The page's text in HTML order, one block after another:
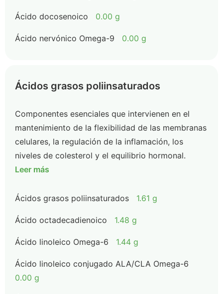
Ácido docosenoico 0.00 g
Ácido nervónico Omega-9 0.00 g
Ácidos grasos poliinsaturados
Componentes esenciales que intervienen en el
mantenimiento de la flexibilidad de las membranas
celulares, la regulación de la inflamación, los
niveles de colesterol y el equilibrio hormonal.
Leer más
Ácidos grasos poliinsaturados 1.61 g
Ácido octadecadienoico 1.48 g
Ácido linoleico Omega-6 1.44 g
Ácido linoleico conjugado ALA/CLA Omega-6
0.00 g